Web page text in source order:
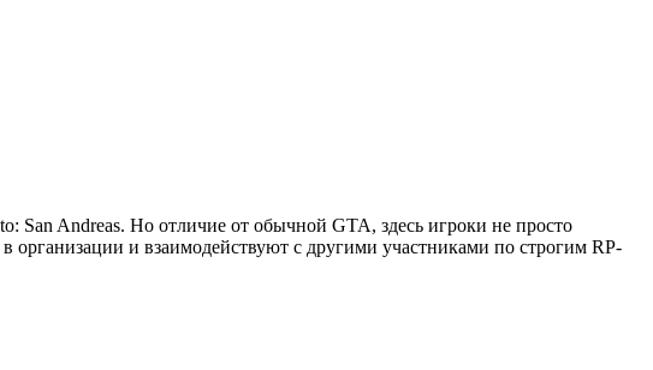
San Andreas. Но отличие от обычной GTA, здесь игроки не просто
организации и взаимодействуют с другими участниками по строгим RP-